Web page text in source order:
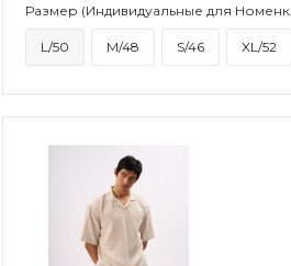
Размер (Индивидуальные для
L/50 M/48 S/46 XL/52